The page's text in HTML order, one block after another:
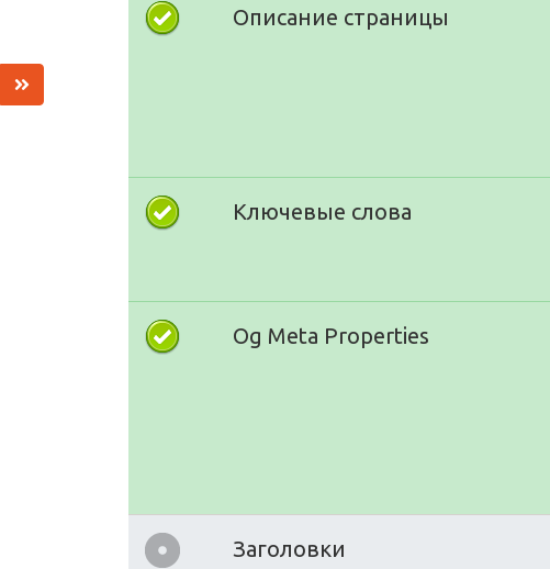
Описание страницы
Ключевые слова
Og Meta Properties
Заголовки